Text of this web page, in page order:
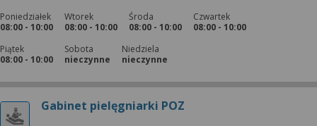
Poniedziałek
08:00 - 10:00
Wtorek
08:00 - 10:00
Środa
08:00 - 10:00
Czwartek
08:00 - 10:00
Piątek
08:00 - 10:00
Sobota
nieczynne
Niedziela
nieczynne
Gabinet pielęgniarki POZ